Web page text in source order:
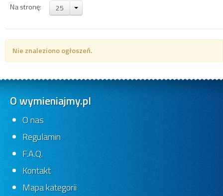
Na stronę: 25
Nie znaleziono ogłoszeń.
O wymieniajmy.pl
O nas
Regulamin
F.A.Q.
Kontakt
Mapa kategorii